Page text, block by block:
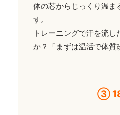
体の芯からじっくり温ま
す。
トレーニングで汗を流
か？「まずは温活で体質
③ 18